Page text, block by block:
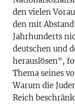
den vielen
den mit
Jahrhunderts
deutschen und
herauslösen“,
Thema seines
Warum die
Reich